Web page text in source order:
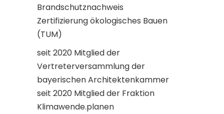
Brandschutznachweis
Zertifizierung ökologisches Bauen
(TUM)
seit 2020 Mitglied der
Vertreterversammlung der
bayerischen Architektenkammer
seit 2020 Mitglied der Fraktion
Klimawende.planen